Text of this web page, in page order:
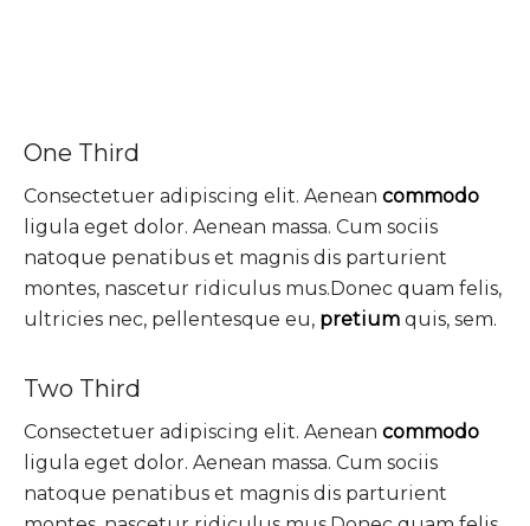
One Third
Consectetuer adipiscing elit. Aenean commodo
ligula eget dolor. Aenean massa. Cum sociis
natoque penatibus et magnis dis parturient
montes, nascetur ridiculus mus.Donec quam felis,
ultricies nec, pellentesque eu, pretium quis, sem.
Two Third
Consectetuer adipiscing elit. Aenean commodo
ligula eget dolor. Aenean massa. Cum sociis
natoque penatibus et magnis dis parturient